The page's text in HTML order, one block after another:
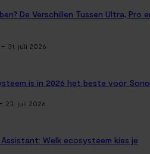
De Verschillen Tussen Ultra, Pro
- 31. juli 2026
is in 2026 het beste voor
23. juli 2026
Welk ecosysteem kies je